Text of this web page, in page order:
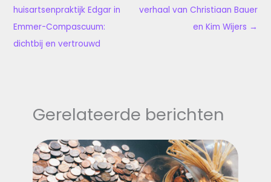
huisartsenpraktijk Edgar in
Emmer-Compascuum:
dichtbij en vertrouwd
verhaal van Christiaan Bauer
en Kim Wijers →
Gerelateerde berichten